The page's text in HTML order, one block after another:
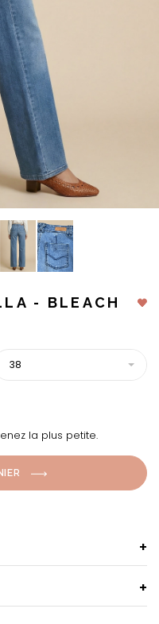
- BLEACH
38
la plus petite.